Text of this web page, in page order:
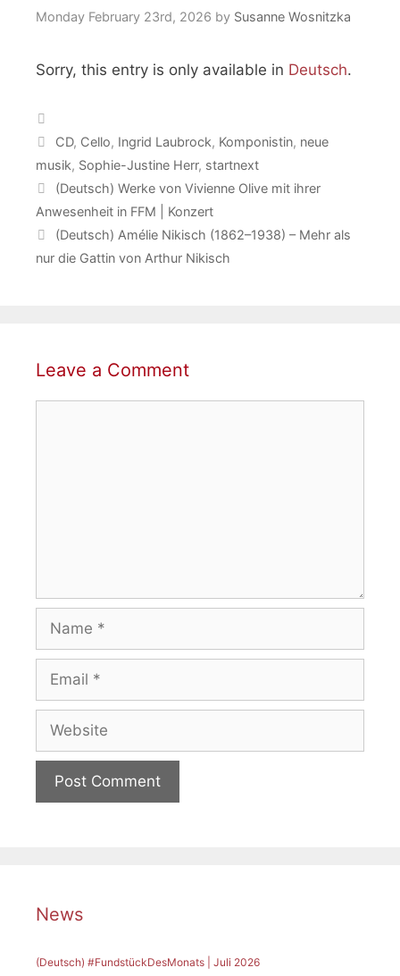
Monday February 23rd, 2026 by Susanne Wosnitzka
Sorry, this entry is only available in Deutsch.
Tags
CD, Cello, Ingrid Laubrock, Komponistin, neue
musik, Sophie-Justine Herr, startnext
(Deutsch) Werke von Vivienne Olive mit ihrer
Anwesenheit in FFM | Konzert
(Deutsch) Amélie Nikisch (1862–1938) – Mehr als
nur die Gattin von Arthur Nikisch
Leave a Comment
Name
Email
Website
News
(Deutsch) #FundstückDesMonats | Juli 2026